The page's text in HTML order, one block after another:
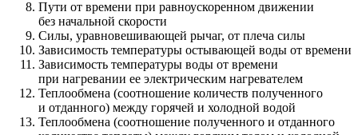
Пути от времени при равноускоренном движении
без начальной скорости
Силы, уравновешивающей рычаг, от плеча силы
Зависимость температуры остывающей воды от времени
Зависимость температуры воды от времени
при нагревании ее электрическим нагревателем
Теплообмена (соотношение количеств полученного
и отданного) между горячей и холодной водой
Теплообмена (соотношение полученного и отданного